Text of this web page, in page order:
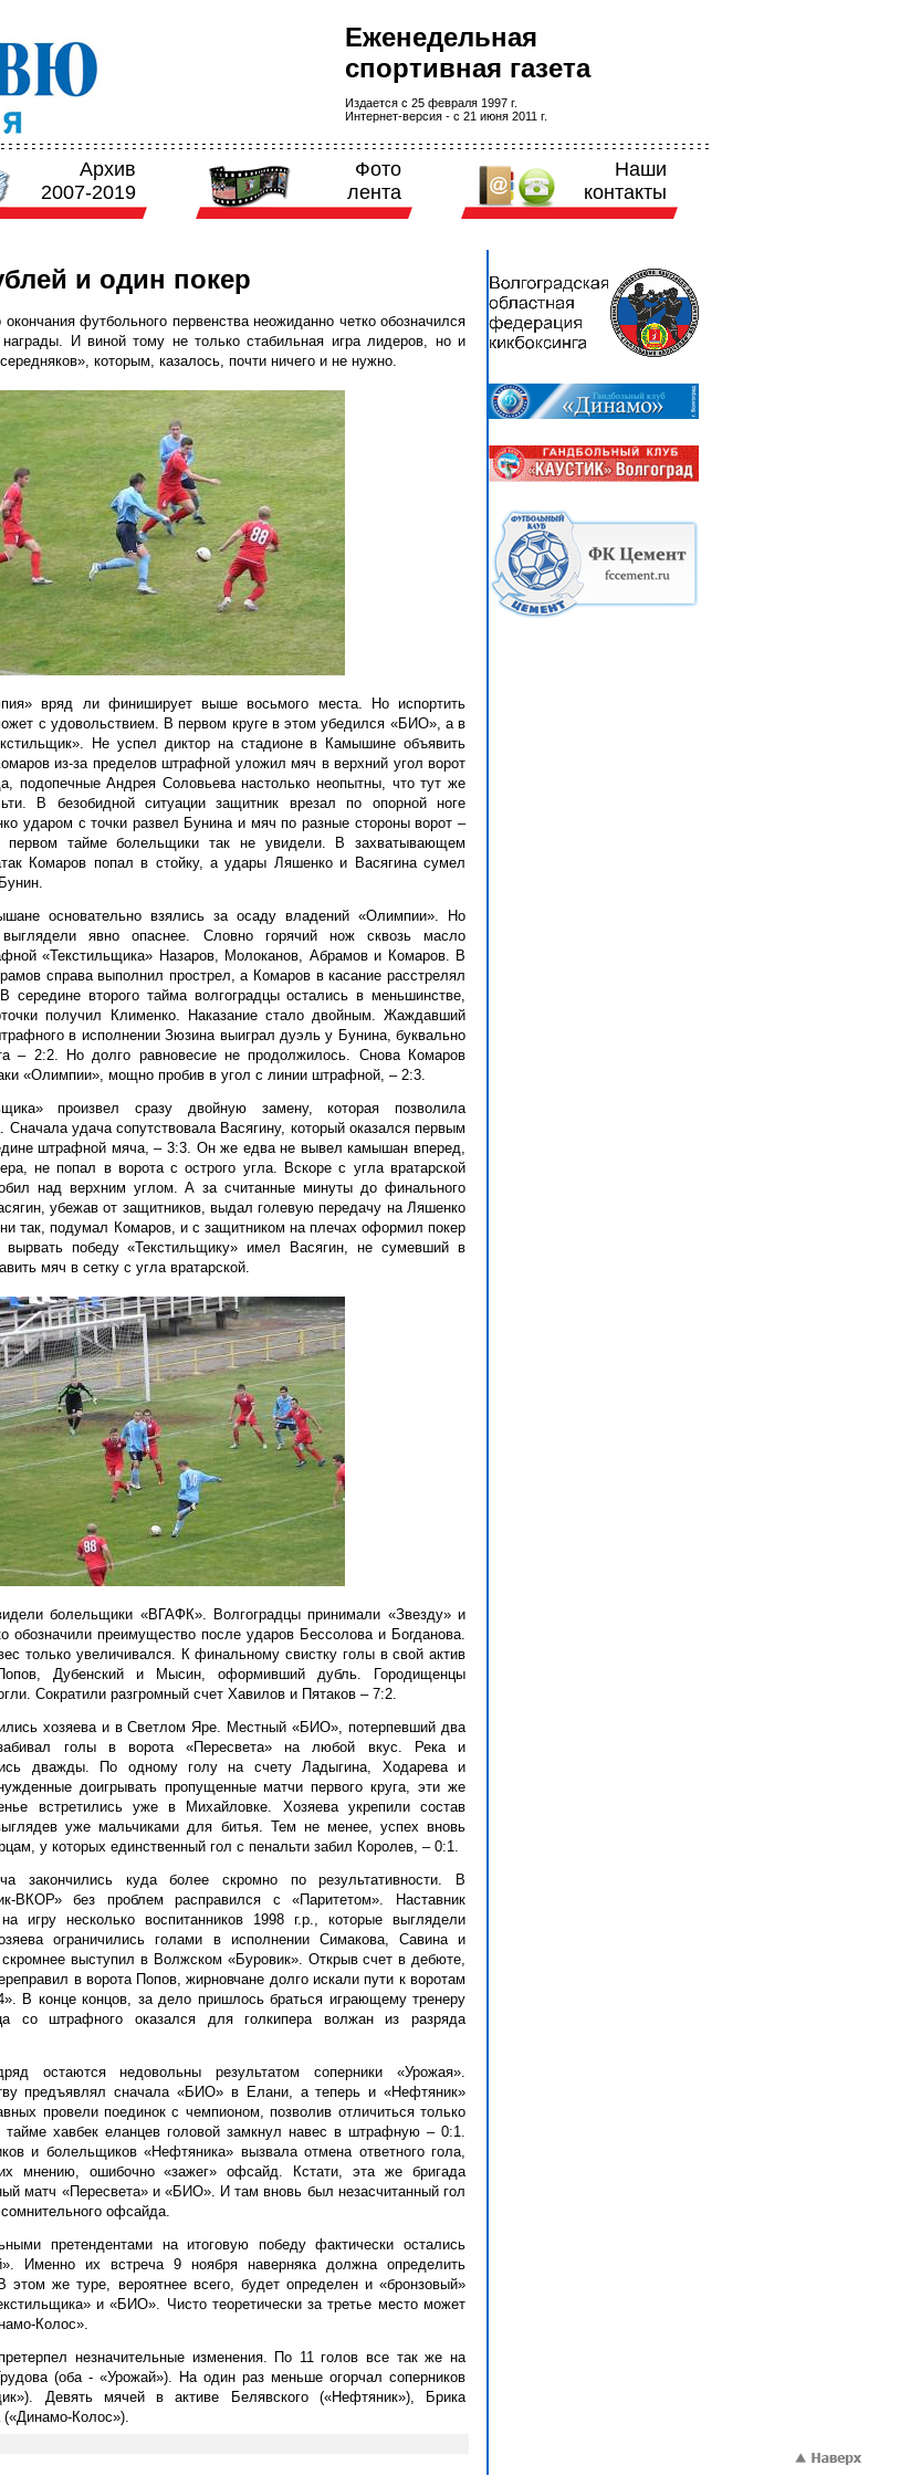
Еженедельная
спортивная газета
Издается с 25 февраля 1997 г.
Интернет-версия - с 21 июня 2011 г.
Архив
2007-2019
Фото
лента
Наши
контакты
и один покер
футбольного первенства неожиданно четко обозначился
награды. И виной тому не только стабильная игра лидеров, но и
которым, казалось, почти ничего и не нужно.
вряд ли финиширует выше восьмого места. Но испортить
с удовольствием. В первом круге в этом убедился «БИО», а в
Не успел диктор на стадионе в Камышине объявить
из-за пределов штрафной уложил мяч в верхний угол ворот
подопечные Андрея Соловьева настолько неопытны, что тут же
В безобидной ситуации защитник врезал по опорной ноге
ударом с точки развел Бунина и мяч по разные стороны ворот –
тайме болельщики так не увидели. В захватывающем
Комаров попал в стойку, а удары Ляшенко и Васягина сумел
основательно взялись за осаду владений «Олимпии». Но
выглядели явно опаснее. Словно горячий нож сквозь масло
«Текстильщика» Назаров, Молоканов, Абрамов и Комаров. В
справа выполнил прострел, а Комаров в касание расстрелял
середине второго тайма волгоградцы остались в меньшинстве,
получил Клименко. Наказание стало двойным. Жаждавший
в исполнении Зюзина выиграл дуэль у Бунина, буквально
– 2:2. Но долго равновесие не продолжилось. Снова Комаров
«Олимпии», мощно пробив в угол с линии штрафной, – 2:3.
произвел сразу двойную замену, которая позволила
Сначала удача сопутствовала Васягину, который оказался первым
штрафной мяча, – 3:3. Он же едва не вывел камышан вперед,
не попал в ворота с острого угла. Вскоре с угла вратарской
над верхним углом. А за считанные минуты до финального
убежав от защитников, выдал голевую передачу на Ляшенко
так, подумал Комаров, и с защитником на плечах оформил покер
победу «Текстильщику» имел Васягин, не сумевший в
мяч в сетку с угла вратарской.
болельщики «ВГАФК». Волгоградцы принимали «Звезду» и
обозначили преимущество после ударов Бессолова и Богданова.
только увеличивался. К финальному свистку голы в свой актив
Дубенский и Мысин, оформивший дубль. Городищенцы
Сократили разгромный счет Хавилов и Пятаков – 7:2.
хозяева и в Светлом Яре. Местный «БИО», потерпевший два
голы в ворота «Пересвета» на любой вкус. Река и
дважды. По одному голу на счету Ладыгина, Ходарева и
доигрывать пропущенные матчи первого круга, эти же
встретились уже в Михайловке. Хозяева укрепили состав
уже мальчиками для битья. Тем не менее, успех вновь
у которых единственный гол с пенальти забил Королев, – 0:1.
закончились куда более скромно по результативности. В
ВКОР» без проблем расправился с «Паритетом». Наставник
игру несколько воспитанников 1998 г.р., которые выглядели
ограничились голами в исполнении Симакова, Савина и
выступил в Волжском «Буровик». Открыв счет в дебюте,
в ворота Попов, жирновчане долго искали пути к воротам
В конце концов, за дело пришлось браться играющему тренеру
со штрафного оказался для голкипера волжан из разряда
остаются недовольны результатом соперники «Урожая».
предъявлял сначала «БИО» в Елани, а теперь и «Нефтяник»
провели поединок с чемпионом, позволив отличиться только
тайме хавбек еланцев головой замкнул навес в штрафную – 0:1.
и болельщиков «Нефтяника» вызвала отмена ответного гола,
мнению, ошибочно «зажег» офсайд. Кстати, эта же бригада
матч «Пересвета» и «БИО». И там вновь был незасчитанный гол
офсайда.
претендентами на итоговую победу фактически остались
Именно их встреча 9 ноября наверняка должна определить
этом же туре, вероятнее всего, будет определен и «бронзовый»
и «БИО». Чисто теоретически за третье место может
Колос».
незначительные изменения. По 11 голов все так же на
(оба - «Урожай»). На один раз меньше огорчал соперников
Девять мячей в активе Белявского («Нефтяник»), Брика
(«Динамо-Колос»).